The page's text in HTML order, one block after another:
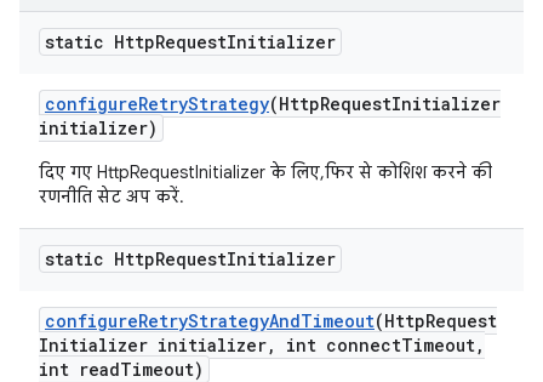
static HttpRequestInitializer
configureRetryStrategy(HttpRequestInitializer
initializer)
दिए गए HttpRequestInitializer के लिए, फिर से कोशिश करने की
रणनीति सेट अप करें.
static HttpRequestInitializer
configureRetryStrategyAndTimeout(HttpRequest
Initializer initializer, int connectTimeout,
int readTimeout)